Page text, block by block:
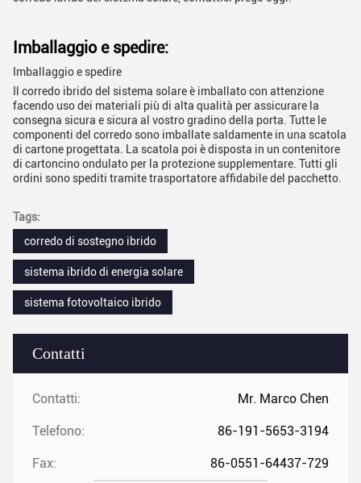
Contatti
Contatti: Mr. Marco Chen
Telefono: 86-191-5653-3194
Fax: 86-0551-64437-729
Imballaggio e spedire:
Imballaggio e spedire
Il corredo ibrido del sistema solare è imballato con attenzione
facendo uso dei materiali più di alta qualità per assicurare la
consegna sicura e sicura al vostro gradino della porta. Tutte le
componenti del corredo sono imballate saldamente in una scatola
di cartone progettata. La scatola poi è disposta in un contenitore
di cartoncino ondulato per la protezione supplementare. Tutti gli
ordini sono spediti tramite trasportatore affidabile del pacchetto.
Tags:
corredo di sostegno ibrido
sistema ibrido di energia solare
sistema fotovoltaico ibrido